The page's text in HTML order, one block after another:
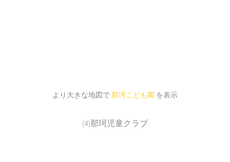
より大きな地図で那珂こども園 を表示
(4)那珂児童クラブ